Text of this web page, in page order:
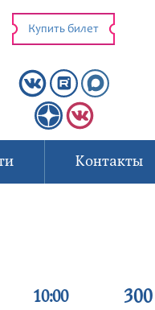
Купить билет
Контакты
10:00 300